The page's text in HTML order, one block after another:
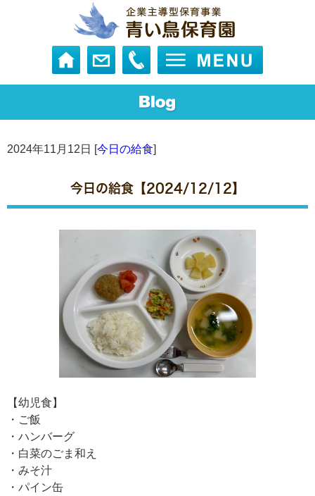
2024年11月12日 [今日の給食]
今日の給食【2024/12/12】
【幼児食】
・ご飯
・ハンバーグ
・白菜のごま和え
・みそ汁
・パイン缶